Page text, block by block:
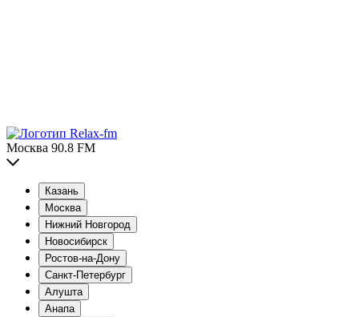
Москва 90.8 FM
Казань
Москва
Нижний Новгород
Новосибирск
Ростов-на-Дону
Санкт-Петербург
Алушта
Анапа